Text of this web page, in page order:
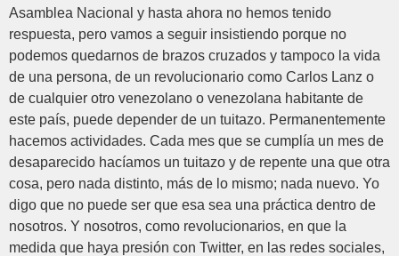
Asamblea Nacional y hasta ahora no hemos tenido
respuesta, pero vamos a seguir insistiendo porque no
podemos quedarnos de brazos cruzados y tampoco la vida
de una persona, de un revolucionario como Carlos Lanz o
de cualquier otro venezolano o venezolana habitante de
este país, puede depender de un tuitazo. Permanentemente
hacemos actividades. Cada mes que se cumplía un mes de
desaparecido hacíamos un tuitazo y de repente una que otra
cosa, pero nada distinto, más de lo mismo; nada nuevo. Yo
digo que no puede ser que esa sea una práctica dentro de
nosotros. Y nosotros, como revolucionarios, en que la
medida que haya presión con Twitter, en las redes sociales,